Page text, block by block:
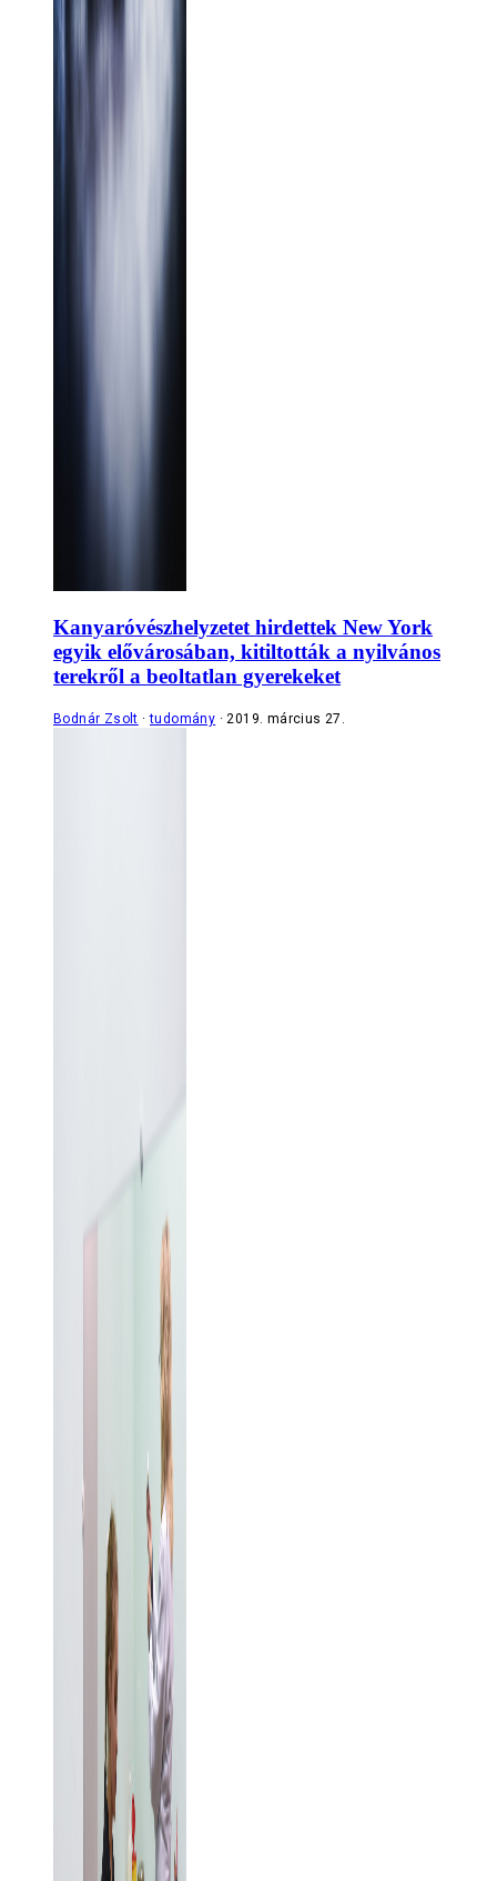
Kanyaróvészhelyzetet hirdettek New York
egyik elővárosában, kitiltották a nyilvános
terekről a beoltatlan gyerekeket
Bodnár Zsolt tudomány 2019. március 27.